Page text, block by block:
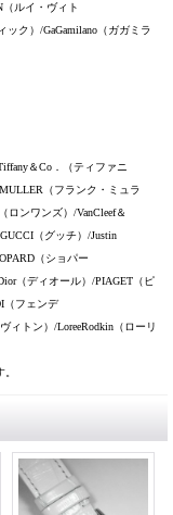
ルイ・ヴィト
ク）/GaGamilano（ガガミラ
＆Co．（ティファニ
（フランク・ミュラ
ロンワンズ）/VanCleef＆
（グッチ）/Justin
（ショパー
（ディオール）/PIAGET（ピ
（フェンデ
ィトン）/LoreeRodkin（ローリ